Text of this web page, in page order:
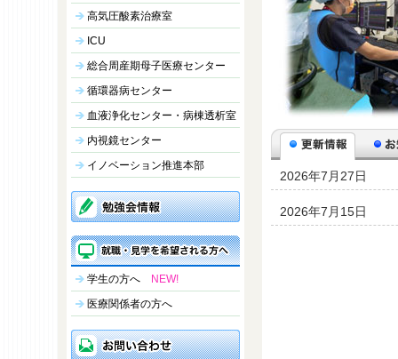
高気圧酸素治療室
ICU
総合周産期母子医療センター
循環器病センター
血液浄化センター・病棟透析室
内視鏡センター
イノベーション推進本部
学生の方へ NEW!
医療関係者の方へ
2026年7月27日
2026年7月15日